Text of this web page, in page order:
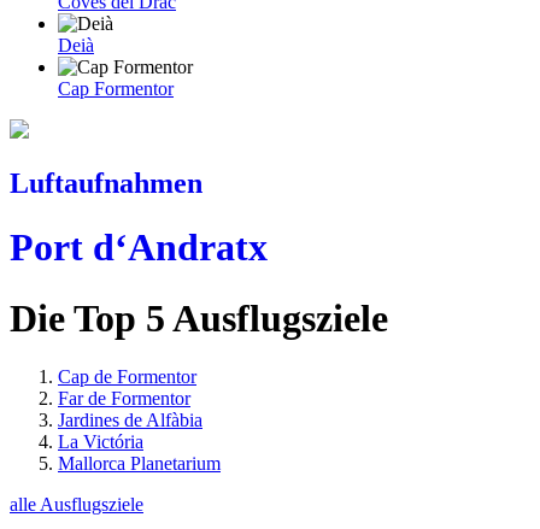
Deià
Cap Formentor
Luftaufnahmen
Port d‘Andratx
Die Top 5 Ausflugsziele
Cap de Formentor
Far de Formentor
Jardines de Alfàbia
La Victória
Mallorca Planetarium
alle Ausflugsziele